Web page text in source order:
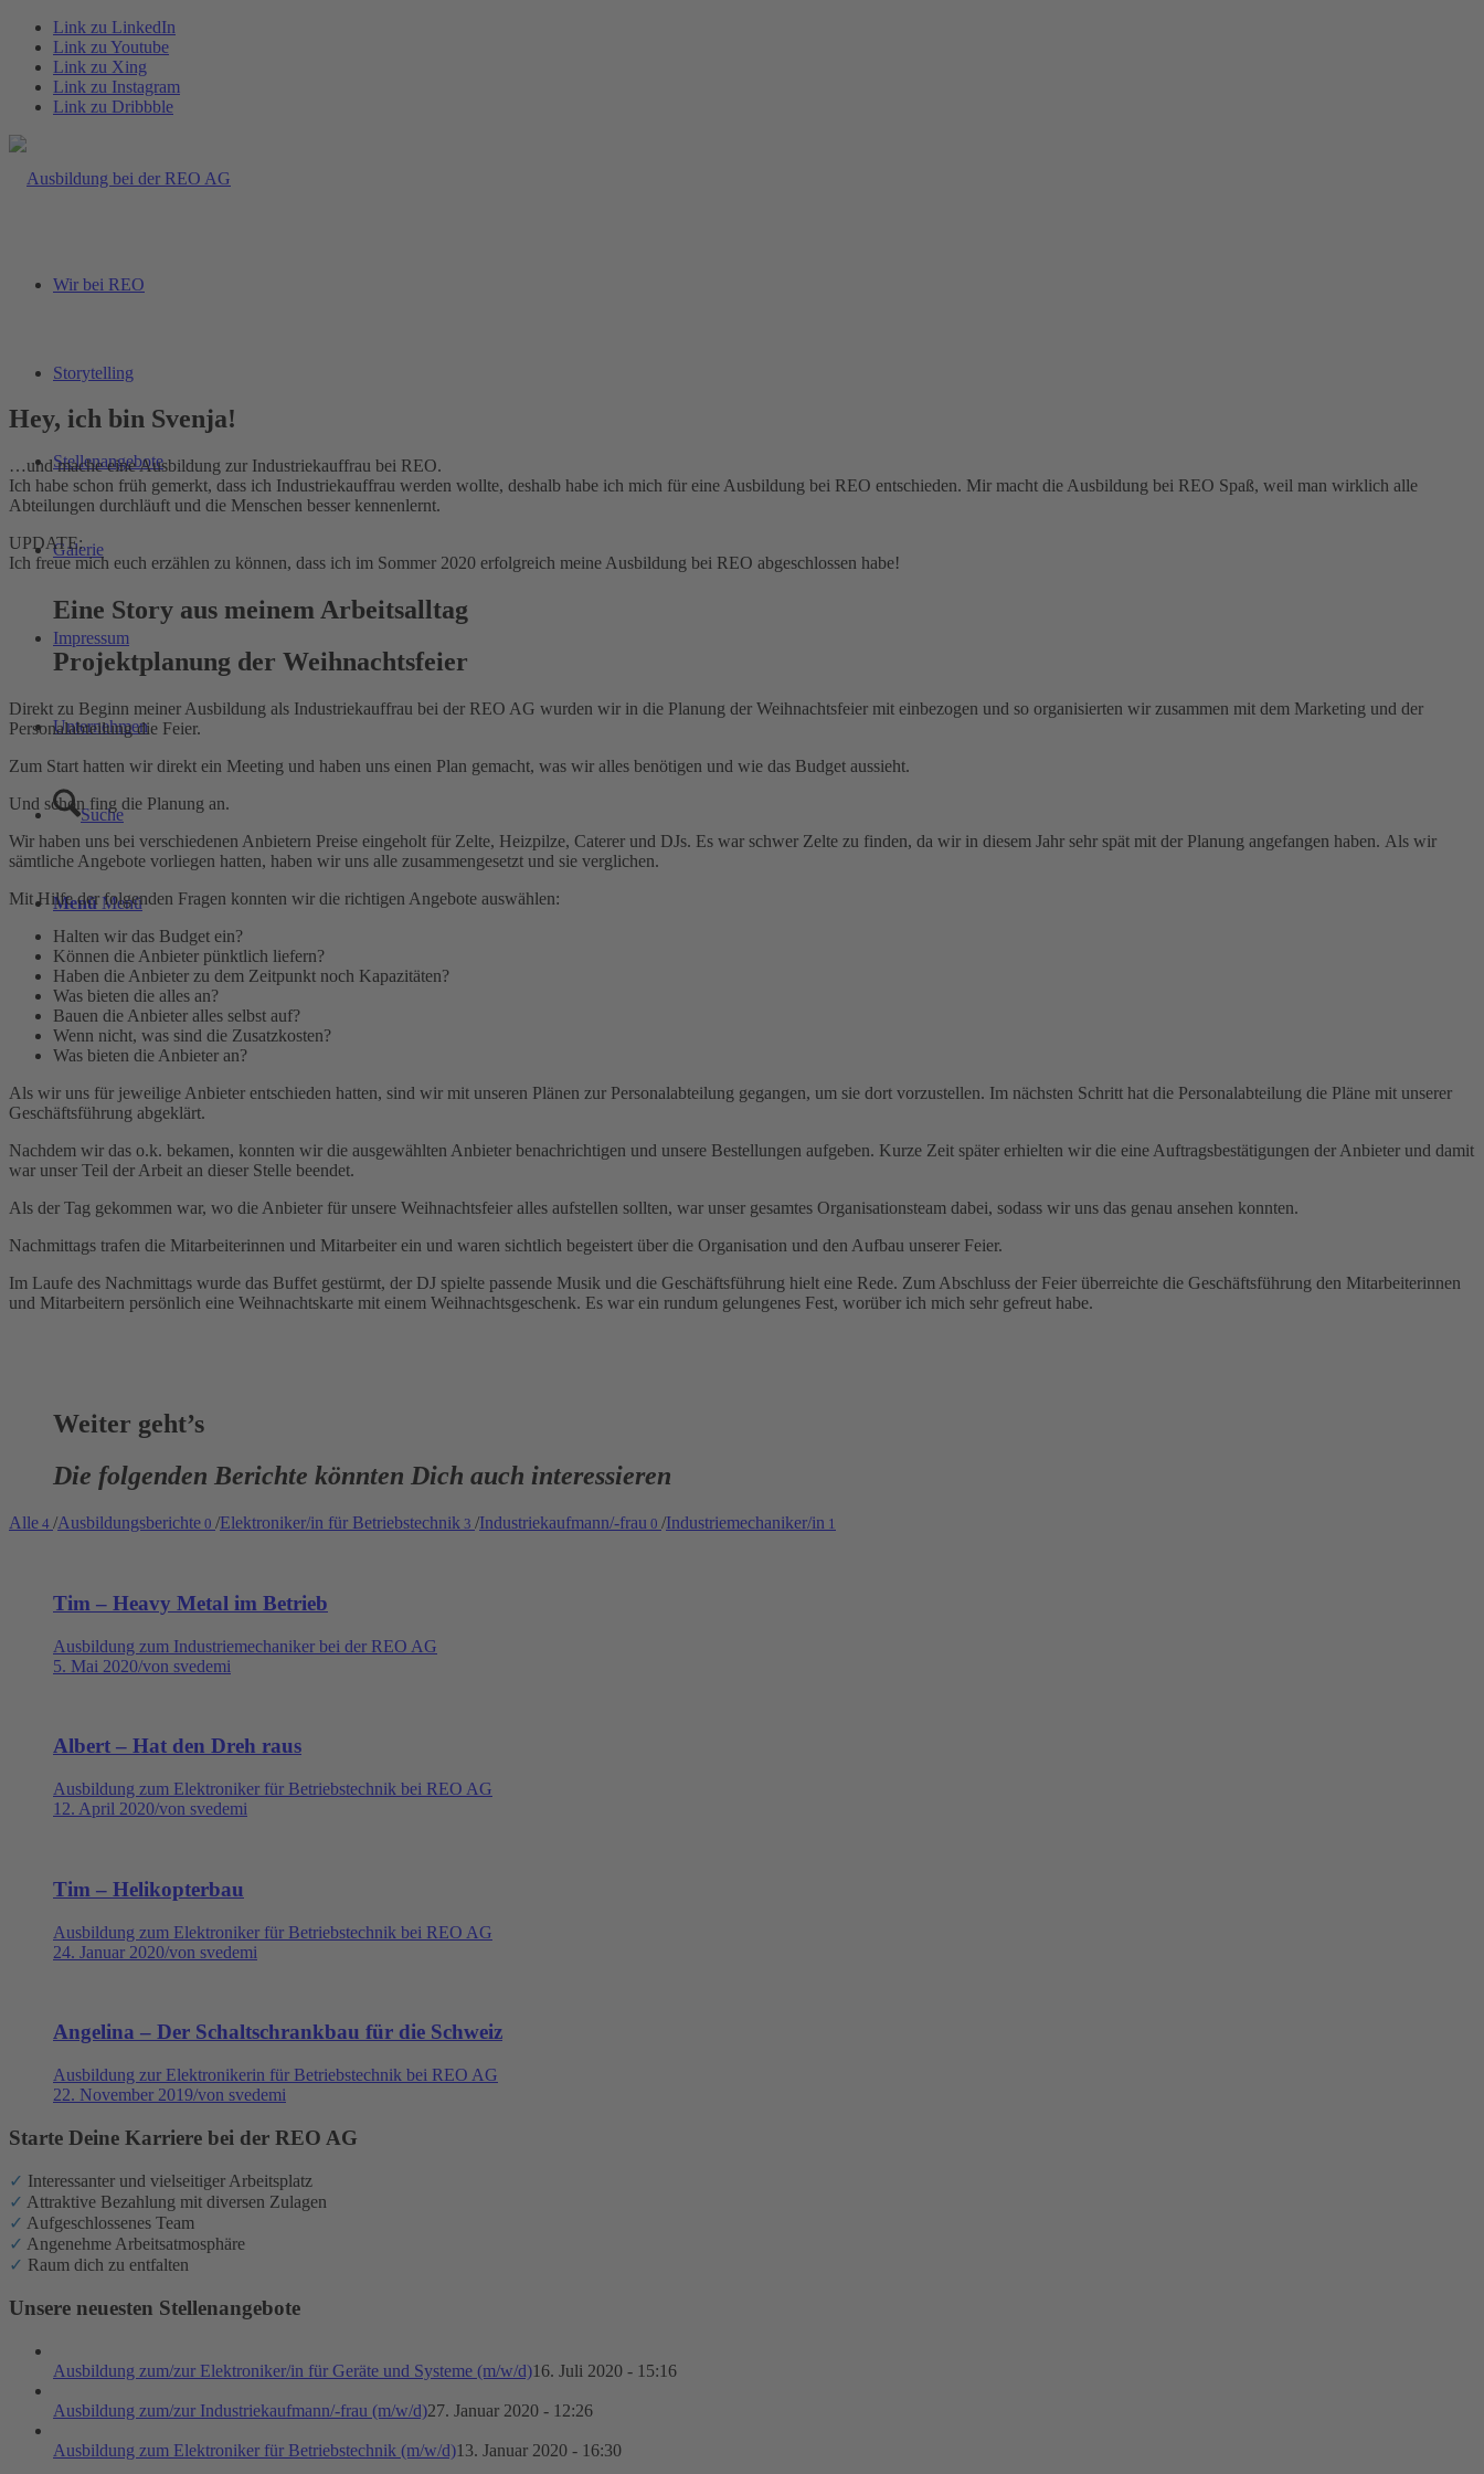
Link zu LinkedIn
Link zu Youtube
Link zu Xing
Link zu Instagram
Link zu Dribbble
Wir bei REO
Storytelling
Stellenangebote
Galerie
Impressum
Unternehmen
Suche
Menü Menü
Hey, ich bin Svenja!
…und mache eine Ausbildung zur Industriekauffrau bei REO.
Ich habe schon früh gemerkt, dass ich Industriekauffrau werden wollte, deshalb habe ich mich für eine Ausbildung bei REO entschieden. Mir macht die Ausbildung bei REO Spaß, weil man wirklich alle
Abteilungen durchläuft und die Menschen besser kennenlernt.
UPDATE:
Ich freue mich euch erzählen zu können, dass ich im Sommer 2020 erfolgreich meine Ausbildung bei REO abgeschlossen habe!
Eine Story aus meinem Arbeitsalltag
Projektplanung der Weihnachtsfeier
Direkt zu Beginn meiner Ausbildung als Industriekauffrau bei der REO AG wurden wir in die Planung der Weihnachtsfeier mit einbezogen und so organisierten wir zusammen mit dem Marketing und der
Personalabteilung die Feier.
Zum Start hatten wir direkt ein Meeting und haben uns einen Plan gemacht, was wir alles benötigen und wie das Budget aussieht.
Und schon fing die Planung an.
Wir haben uns bei verschiedenen Anbietern Preise eingeholt für Zelte, Heizpilze, Caterer und DJs. Es war schwer Zelte zu finden, da wir in diesem Jahr sehr spät mit der Planung angefangen haben. Als wir
sämtliche Angebote vorliegen hatten, haben wir uns alle zusammengesetzt und sie verglichen.
Mit Hilfe der folgenden Fragen konnten wir die richtigen Angebote auswählen:
Halten wir das Budget ein?
Können die Anbieter pünktlich liefern?
Haben die Anbieter zu dem Zeitpunkt noch Kapazitäten?
Was bieten die alles an?
Bauen die Anbieter alles selbst auf?
Wenn nicht, was sind die Zusatzkosten?
Was bieten die Anbieter an?
Als wir uns für jeweilige Anbieter entschieden hatten, sind wir mit unseren Plänen zur Personalabteilung gegangen, um sie dort vorzustellen. Im nächsten Schritt hat die Personalabteilung die Pläne mit unserer
Geschäftsführung abgeklärt.
Nachdem wir das o.k. bekamen, konnten wir die ausgewählten Anbieter benachrichtigen und unsere Bestellungen aufgeben. Kurze Zeit später erhielten wir die eine Auftragsbestätigungen der Anbieter und damit
war unser Teil der Arbeit an dieser Stelle beendet.
Als der Tag gekommen war, wo die Anbieter für unsere Weihnachtsfeier alles aufstellen sollten, war unser gesamtes Organisationsteam dabei, sodass wir uns das genau ansehen konnten.
Nachmittags trafen die Mitarbeiterinnen und Mitarbeiter ein und waren sichtlich begeistert über die Organisation und den Aufbau unserer Feier.
Im Laufe des Nachmittags wurde das Buffet gestürmt, der DJ spielte passende Musik und die Geschäftsführung hielt eine Rede. Zum Abschluss der Feier überreichte die Geschäftsführung den Mitarbeiterinnen
und Mitarbeitern persönlich eine Weihnachtskarte mit einem Weihnachtsgeschenk. Es war ein rundum gelungenes Fest, worüber ich mich sehr gefreut habe.
Weiter geht’s
Die folgenden Berichte könnten Dich auch interessieren
Alle 4 /Ausbildungsberichte 0 /Elektroniker/in für Betriebstechnik 3 /Industriekaufmann/-frau 0 /Industriemechaniker/in 1
Tim – Heavy Metal im Betrieb
Ausbildung zum Industriemechaniker bei der REO AG
5. Mai 2020/von svedemi
Albert – Hat den Dreh raus
Ausbildung zum Elektroniker für Betriebstechnik bei REO AG
12. April 2020/von svedemi
Tim – Helikopterbau
Ausbildung zum Elektroniker für Betriebstechnik bei REO AG
24. Januar 2020/von svedemi
Angelina – Der Schaltschrankbau für die Schweiz
Ausbildung zur Elektronikerin für Betriebstechnik bei REO AG
22. November 2019/von svedemi
Starte Deine Karriere bei der REO AG
✓ Interessanter und vielseitiger Arbeitsplatz
✓ Attraktive Bezahlung mit diversen Zulagen
✓ Aufgeschlossenes Team
✓ Angenehme Arbeitsatmosphäre
✓ Raum dich zu entfalten
Unsere neuesten Stellenangebote
Ausbildung zum/zur Elektroniker/in für Geräte und Systeme (m/w/d)16. Juli 2020 - 15:16
Ausbildung zum/zur Industriekaufmann/-frau (m/w/d)27. Januar 2020 - 12:26
Ausbildung zum Elektroniker für Betriebstechnik (m/w/d)13. Januar 2020 - 16:30